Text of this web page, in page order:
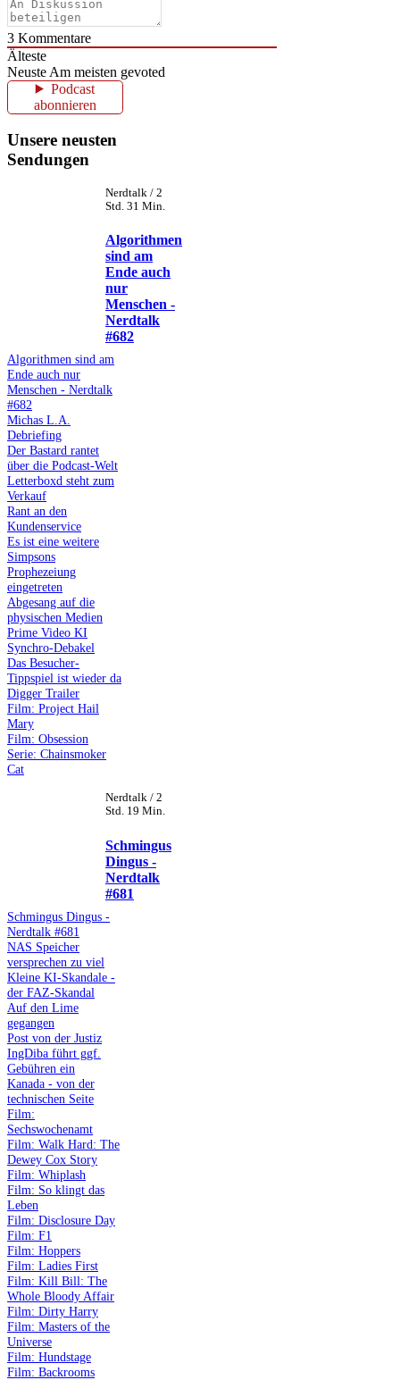
3 Kommentare
Älteste
Neuste Am meisten gevoted
Podcast
abonnieren
Unsere neusten
Sendungen
Nerdtalk / 2
Std. 31 Min.
Algorithmen
sind am
Ende auch
nur
Menschen -
Nerdtalk
#682
Algorithmen sind am
Ende auch nur
Menschen - Nerdtalk
#682
Michas L.A.
Debriefing
Der Bastard rantet
über die Podcast-Welt
Letterboxd steht zum
Verkauf
Rant an den
Kundenservice
Es ist eine weitere
Simpsons
Prophezeiung
eingetreten
Abgesang auf die
physischen Medien
Prime Video KI
Synchro-Debakel
Das Besucher-
Tippspiel ist wieder da
Digger Trailer
Film: Project Hail
Mary
Film: Obsession
Serie: Chainsmoker
Cat
Nerdtalk / 2
Std. 19 Min.
Schmingus
Dingus -
Nerdtalk
#681
Schmingus Dingus -
Nerdtalk #681
NAS Speicher
versprechen zu viel
Kleine KI-Skandale -
der FAZ-Skandal
Auf den Lime
gegangen
Post von der Justiz
IngDiba führt ggf.
Gebühren ein
Kanada - von der
technischen Seite
Film:
Sechswochenamt
Film: Walk Hard: The
Dewey Cox Story
Film: Whiplash
Film: So klingt das
Leben
Film: Disclosure Day
Film: F1
Film: Hoppers
Film: Ladies First
Film: Kill Bill: The
Whole Bloody Affair
Film: Dirty Harry
Film: Masters of the
Universe
Film: Hundstage
Film: Backrooms